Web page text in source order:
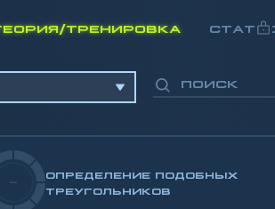
ТРЕНИРОВКА
-
ОПРЕДЕЛЕНИЕ ПОДОБНЫХ
ТРЕУГОЛЬНИКОВ